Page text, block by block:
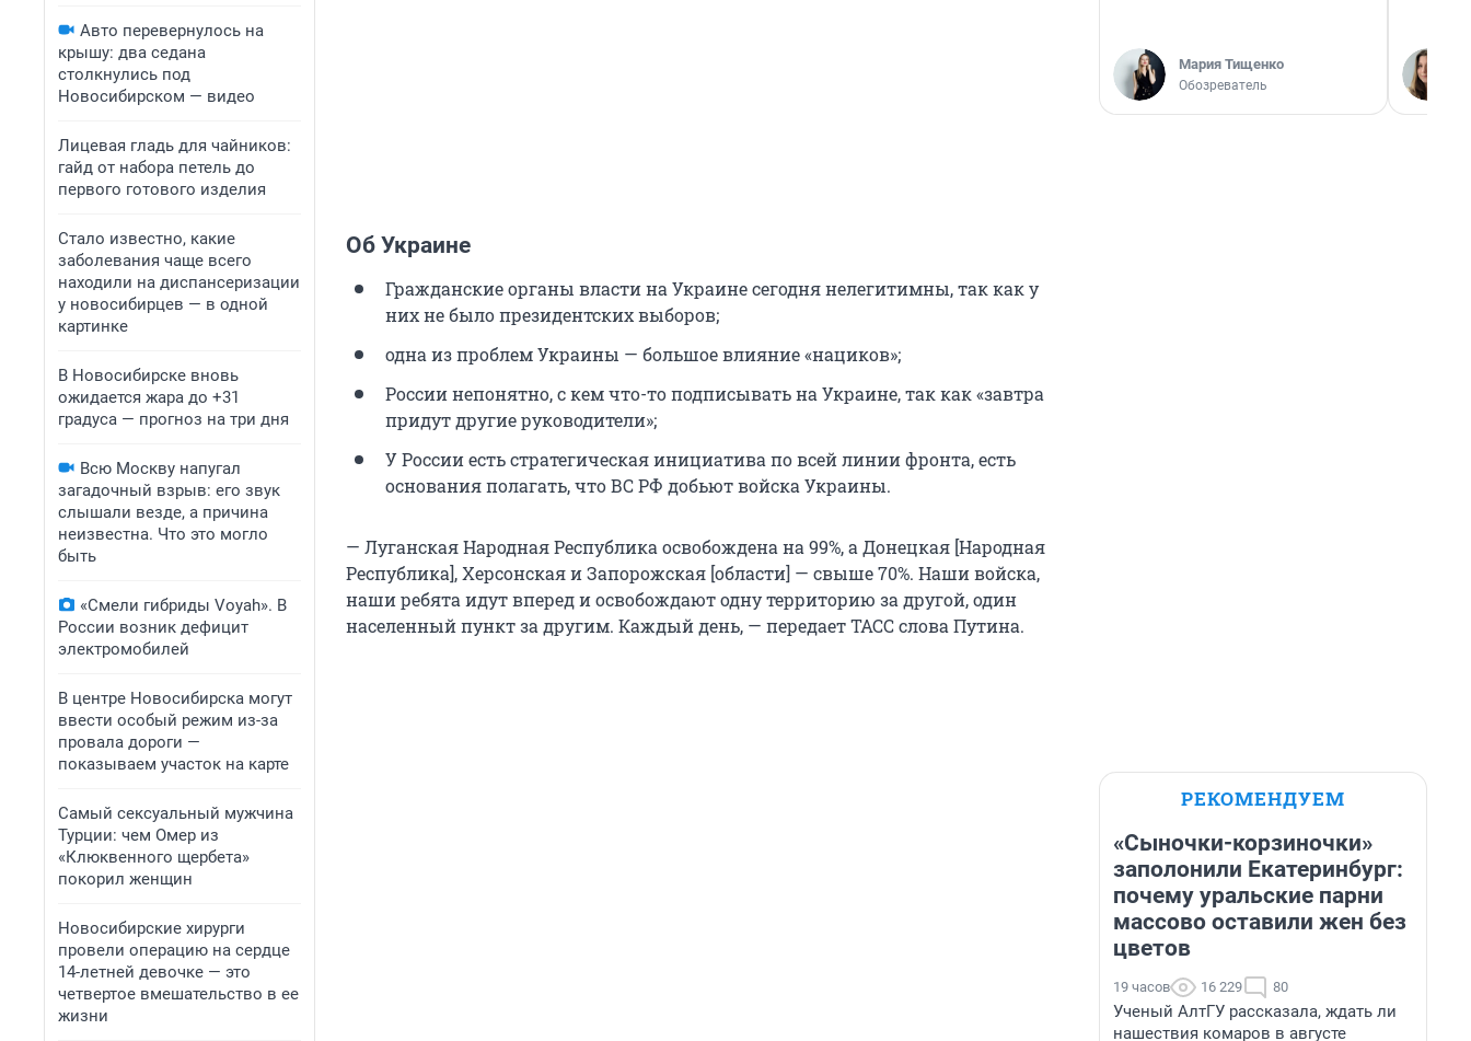
Авто перевернулось на
крышу: два седана
столкнулись под
Новосибирском — видео
Лицевая гладь для чайников:
гайд от набора петель до
первого готового изделия
Стало известно, какие
заболевания чаще всего
находили на диспансеризации
у новосибирцев — в одной
картинке
В Новосибирске вновь
ожидается жара до +31
градуса — прогноз на три дня
Всю Москву напугал
загадочный взрыв: его звук
слышали везде, а причина
неизвестна. Что это могло
быть
«Смели гибриды Voyah». В
России возник дефицит
электромобилей
В центре Новосибирска могут
ввести особый режим из-за
провала дороги —
показываем участок на карте
Самый сексуальный мужчина
Турции: чем Омер из
«Клюквенного щербета»
покорил женщин
Новосибирские хирурги
провели операцию на сердце
14-летней девочке — это
четвертое вмешательство в ее
жизни
Об Украине
Гражданские органы власти на Украине сегодня нелегитимны, так как у
них не было президентских выборов;
одна из проблем Украины — большое влияние «нациков»;
России непонятно, с кем что-то подписывать на Украине, так как «завтра
придут другие руководители»;
У России есть стратегическая инициатива по всей линии фронта, есть
основания полагать, что ВС РФ добьют войска Украины.
— Луганская Народная Республика освобождена на 99%, а Донецкая [Народная
Республика], Херсонская и Запорожская [области] — свыше 70%. Наши войска,
наши ребята идут вперед и освобождают одну территорию за другой, один
населенный пункт за другим. Каждый день, — передает ТАСС слова Путина.
Мария Тищенко
Обозреватель
РЕКОМЕНДУЕМ
«Сыночки-корзиночки»
заполонили Екатеринбург:
почему уральские парни
массово оставили жен без
цветов
19 часов 16 229 80
Ученый АлтГУ рассказала, ждать ли
нашествия комаров в августе